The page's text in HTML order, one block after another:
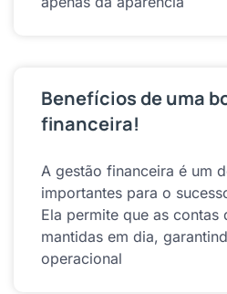
Benefícios de uma
financeira!
A gestão financeira é um
importantes para o
Ela permite que as contas
mantidas em dia,
operacional